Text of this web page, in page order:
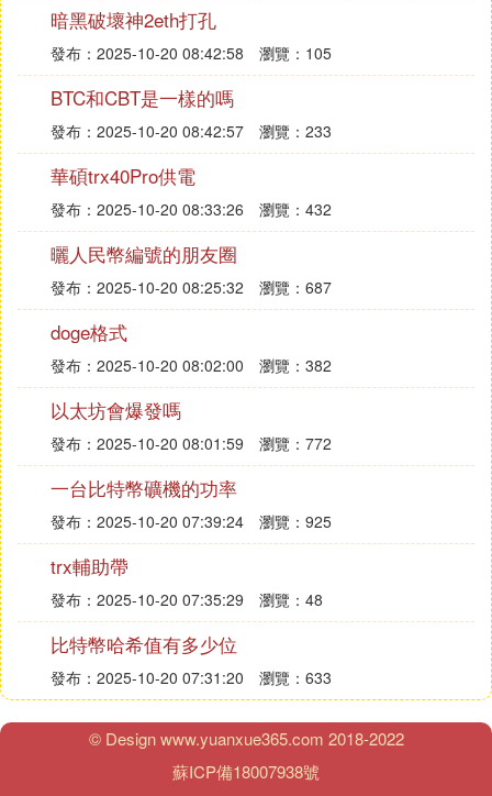
激勵體系主要包括三個方面：第一，參與記賬；第
二，提供網路資源的貢獻；第三，參與社區的建設。
上面也有說到，在我們的整個預算體系裡的記賬的部
分，POW+PoS部分佔60%，在參與開源社區代碼貢
獻層面佔10%，還有10%是作為社區運營的一種激
勵。所以，我們希望更多的人能夠參與到Ulord的建
設和推廣中來。我們希望去做一個平台，但是這個平
台獲得的紅利，應該是最大范圍的與大家共享，這與
互聯網產品也有本質的差別。
㈡ 關於在區塊上存儲信息
在區塊鏈上存儲信息的方式：調用區塊鏈平台提供的
一般區塊鏈平台會提供相應的介面，比如RPC，JSO
N-RPC，HTTP等，當然平台不一樣友好程度不一樣
有些專門做API的公司比如BlockCypher，能提供友
好的調用介面，手機上寫答案不是很方便，搜索下吧
至於存儲的內容方面補充一點，文件hash記錄鏈上，
文件實體除了常規的雲存儲外，也有基於區塊鏈的存
儲方案，比如ipfs，storej等等
暗黑破壞神2eth打孔
發布：2025-10-20 08:42:58 瀏覽：105
BTC和CBT是一樣的嗎
發布：2025-10-20 08:42:57 瀏覽：233
華碩trx40Pro供電
發布：2025-10-20 08:33:26 瀏覽：432
曬人民幣編號的朋友圈
發布：2025-10-20 08:25:32 瀏覽：687
doge格式
發布：2025-10-20 08:02:00 瀏覽：382
以太坊會爆發嗎
發布：2025-10-20 08:01:59 瀏覽：772
一台比特幣礦機的功率
發布：2025-10-20 07:39:24 瀏覽：925
trx輔助帶
發布：2025-10-20 07:35:29 瀏覽：48
比特幣哈希值有多少位
發布：2025-10-20 07:31:20 瀏覽：633
© Design www.yuanxue365.com 2018-2022
蘇ICP備18007938號